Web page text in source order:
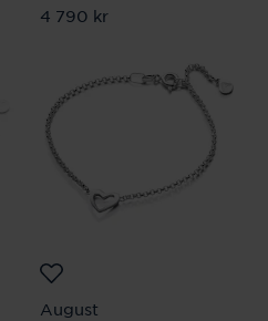
Pris:4 790 kr
4 790 kr
August